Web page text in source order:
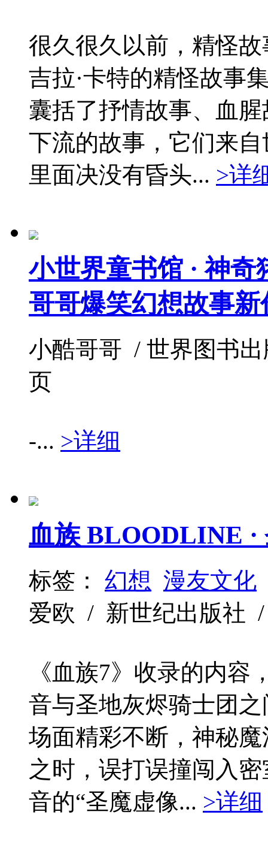
很久很久以前，精怪
吉拉·卡特的精怪故事
囊括了抒情故事、血
下流的故事，它们来
里面决没有昏头... >详
小世界童书馆 · 神
哥哥爆笑幻想故事新
小酷哥哥 / 世界图书
页
-... >详细
血族 BLOODLINE ·
标签： 幻想 漫友文化
爱欧 / 新世纪出版社 /
《血族7》收录的内
音与圣地灰烬骑士团
场面精彩不断，神秘
之时，误打误撞闯入
音的“圣魔虚像... >详细